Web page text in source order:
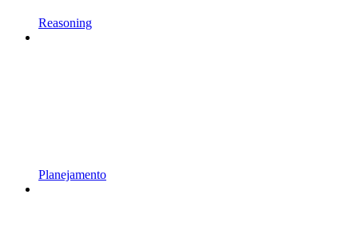
Reasoning
Planejamento